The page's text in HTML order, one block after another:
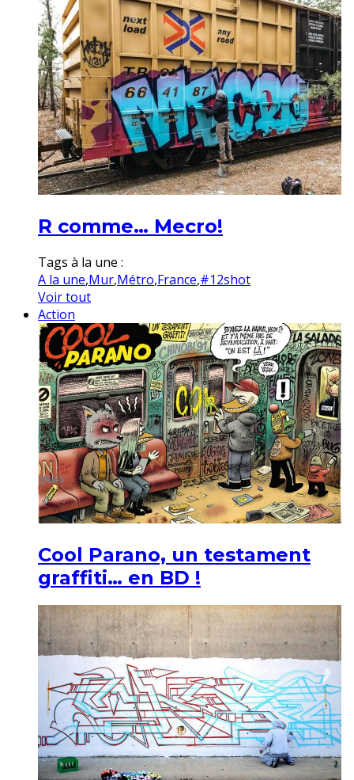
R comme… Mecro!
Tags à la une :
A la une,Mur,Métro,France,#12shot
Voir tout
Action
Cool Parano, un testament
graffiti… en BD !